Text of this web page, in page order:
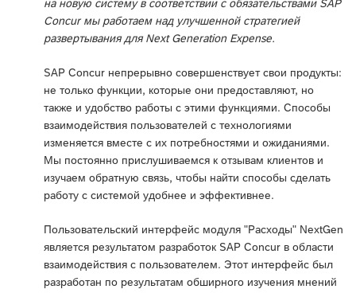
на новую систему в соответствии с обязательствами SAP
Concur мы работаем над улучшенной стратегией
развертывания для Next Generation Expense.
SAP Concur непрерывно совершенствует свои продукты:
не только функции, которые они предоставляют, но
также и удобство работы с этими функциями. Способы
взаимодействия пользователей с технологиями
изменяется вместе с их потребностями и ожиданиями.
Мы постоянно прислушиваемся к отзывам клиентов и
изучаем обратную связь, чтобы найти способы сделать
работу с системой удобнее и эффективнее.
Пользовательский интерфейс модуля "Расходы" NextGen
является результатом разработок SAP Concur в области
взаимодействия с пользователем. Этот интерфейс был
разработан по результатам обширного изучения мнений